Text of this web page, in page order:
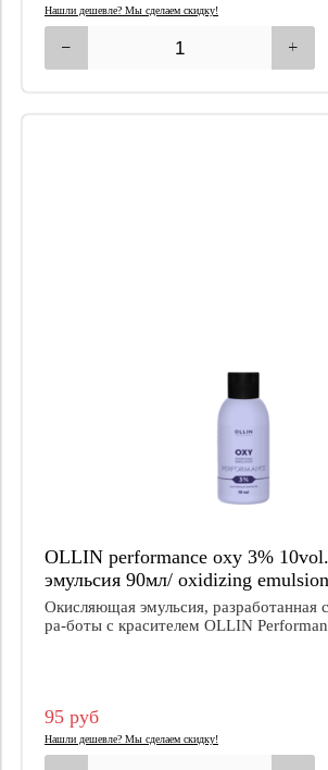
Нашли дешевле? Мы сделаем скидку!
OLLIN performance oxy 3%
эмульсия 90мл/ oxidizing emulsion
Окисляющая эмульсия, разработанная
ра-боты с красителем OLLIN
95 руб
Нашли дешевле? Мы сделаем скидку!